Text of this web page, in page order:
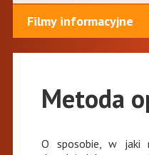
Filmy informacyjne
Metoda
O sposobie, w jaki